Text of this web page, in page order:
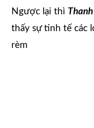
Ngược lại thì
thấy sự tinh tế các
rèm